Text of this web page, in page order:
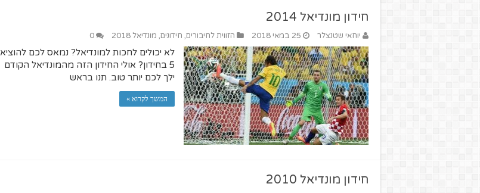
חידון מונדיאל 2014
יוחאי שטנצלר 25 במאי 2018 הזווית לחיבורים, חידונים, מונדיאל 2018 0
לא יכולים לחכות למונדיאל? נמאס לכם להוציא
5 בחידון? אולי החידון הזה מהמונדיאל הקודם
ילך לכם יותר טוב. תנו בראש
המשך לקרוא »
חידון מונדיאל 2010